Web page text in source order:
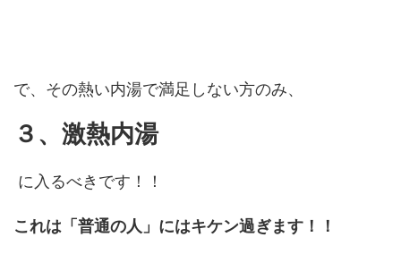
で、その熱い内湯で満足しない方のみ、
３、激熱内湯
に入るべきです！！
これは「普通の人」にはキケン過ぎます！！